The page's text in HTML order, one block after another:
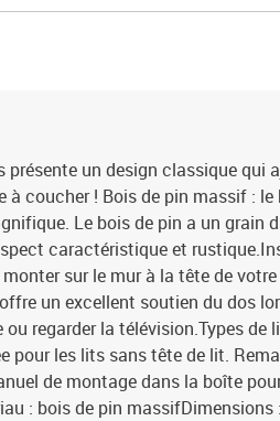
présente un design classique qui
à coucher ! Bois de pin massif :
Le bois de pin a un grain
caractéristique et
sur le mur à la tête de
un excellent soutien du dos
regarder la télévision.Types de
pour les lits sans tête de lit.
de montage dans la boîte
: bois de pin massifDimensions